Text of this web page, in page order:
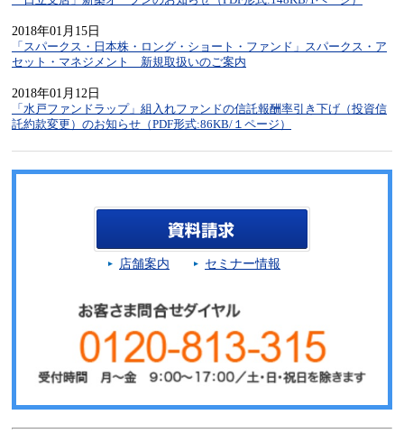
2018年01月15日
「スパークス・日本株・ロング・ショート・ファンド」スパークス・ア
セット・マネジメント 新規取扱いのご案内
2018年01月12日
「水戸ファンドラップ」組入れファンドの信託報酬率引き下げ（投資信
託約款変更）のお知らせ（PDF形式:86KB/１ページ）
店舗案内 セミナー情報